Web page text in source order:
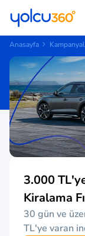
Anasayfa
3.000
Kiralama
30 gün ve
TL'ye varan